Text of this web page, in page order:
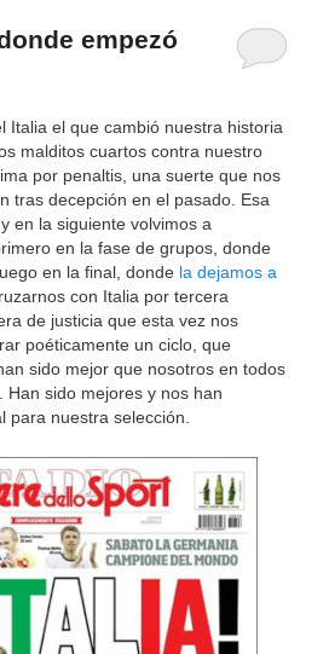
empezó
Italia el que cambió nuestra historia
malditos cuartos contra nuestro
por penaltis, una suerte que nos
tras decepción en el pasado. Esa
y en la siguiente volvimos a
en la fase de grupos, donde
en la final, donde la dejamos a
con Italia por tercera
de justicia que esta vez nos
poéticamente un ciclo, que
sido mejor que nosotros en todos
Han sido mejores y nos han
para nuestra selección.